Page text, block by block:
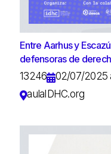
Entre Aarhus y
defensoras de
13246
02/07/2025
aulaIDHC.org